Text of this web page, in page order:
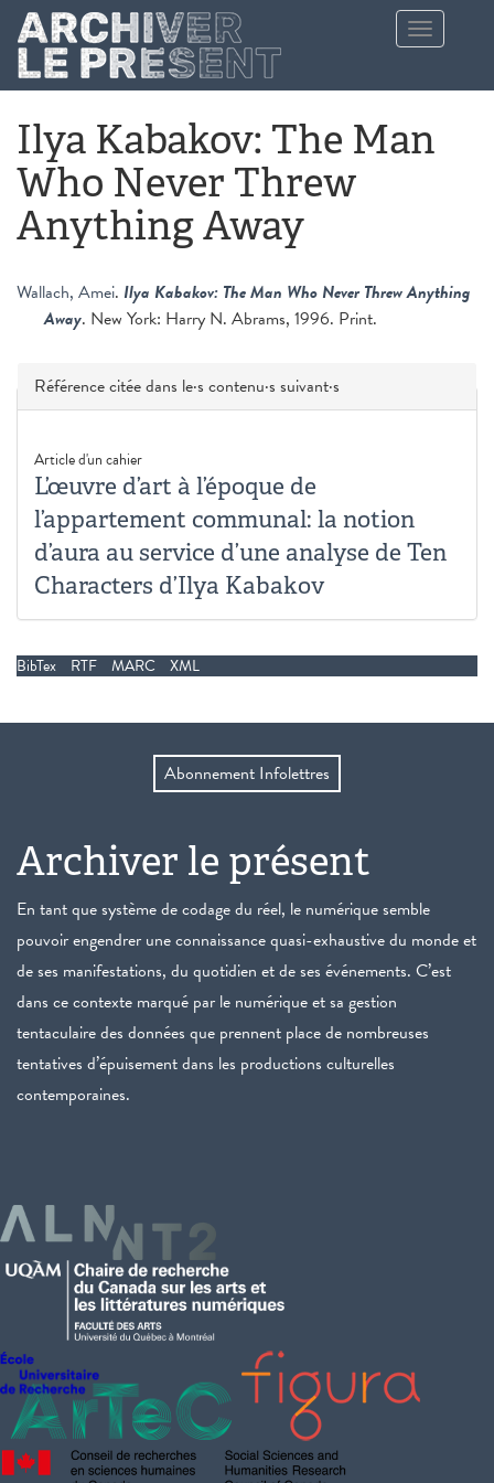
Aller au contenu principal
Toggle
navigation
Ilya Kabakov: The Man
Who Never Threw
Anything Away
Wallach, Amei. Ilya Kabakov: The Man Who Never Threw Anything
Away. New York: Harry N. Abrams, 1996. Print.
Masquer
Référence citée dans le·s contenu·s suivant·s
Article d'un cahier
L’œuvre d’art à l’époque de
l’appartement communal: la notion
d’aura au service d’une analyse de Ten
Characters d’Ilya Kabakov
BibTex RTF MARC XML
Abonnement Infolettres
Archiver le présent
En tant que système de codage du réel, le numérique semble
pouvoir engendrer une connaissance quasi-exhaustive du monde et
de ses manifestations, du quotidien et de ses événements. C’est
dans ce contexte marqué par le numérique et sa gestion
tentaculaire des données que prennent place de nombreuses
tentatives d’épuisement dans les productions culturelles
contemporaines.